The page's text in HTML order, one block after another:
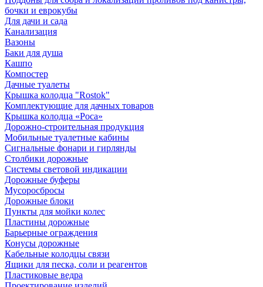
бочки и еврокубы
Для дачи и сада
Канализация
Вазоны
Баки для душа
Кашпо
Компостер
Дачные туалеты
Крышка колодца "Rostok"
Комплектующие для дачных товаров
Крышка колодца «Роса»
Дорожно-строительная продукция
Мобильные туалетные кабины
Сигнальные фонари и гирлянды
Столбики дорожные
Системы световой индикации
Дорожные буферы
Мусоросбросы
Дорожные блоки
Пункты для мойки колес
Пластины дорожные
Барьерные ограждения
Конусы дорожные
Кабельные колодцы связи
Ящики для песка, соли и реагентов
Пластиковые ведра